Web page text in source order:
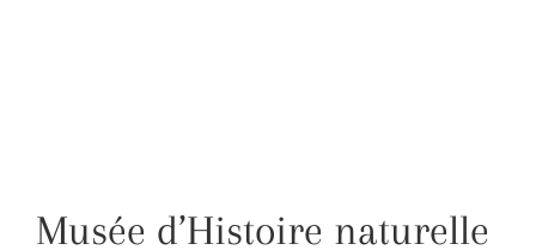
Musée d’Histoire naturelle